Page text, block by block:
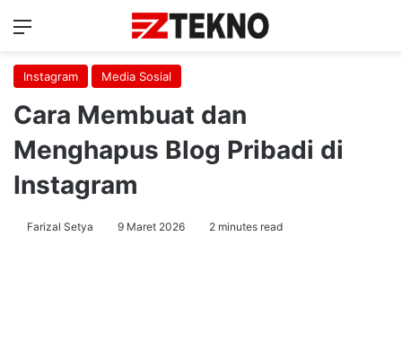
Menu
Instagram Media Sosial
Cara Membuat dan
Menghapus Blog Pribadi di
Instagram
Farizal Setya 9 Maret 2026 2 minutes read